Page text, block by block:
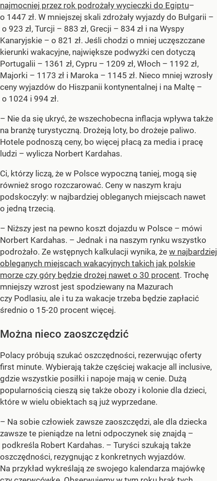
najmocniej przez rok podrożały wycieczki do Egiptu–
o 1447 zł. W mniejszej skali zdrożały wyjazdy do Bułgarii –
o 923 zł, Turcji – 883 zł, Grecji – 834 zł i na Wyspy
Kanaryjskie – o 821 zł. Jeśli chodzi o mniej uczęszczane
kierunki wakacyjne, największe podwyżki cen dotyczą
Portugalii – 1361 zł, Cypru – 1209 zł, Włoch – 1192 zł,
Majorki – 1173 zł i Maroka – 1145 zł. Nieco mniej wzrosły
ceny wyjazdów do Hiszpanii kontynentalnej i na Maltę –
o 1024 i 994 zł.
– Nie da się ukryć, że wszechobecna inflacja wpływa także
na branżę turystyczną. Drożeją loty, bo drożeje paliwo.
Hotele podnoszą ceny, bo więcej płacą za media i pracę
ludzi – wylicza Norbert Kardahas.
Ci, którzy liczą, że w Polsce wypoczną taniej, mogą się
również srogo rozczarować. Ceny w naszym kraju
podskoczyły: w najbardziej obleganych miejscach nawet
o jedną trzecią.
– Niższy jest na pewno koszt dojazdu w Polsce – mówi
Norbert Kardahas. – Jednak i na naszym rynku wszystko
podrożało. Ze wstępnych kalkulacji wynika, że w najbardziej
obleganych miejscach wakacyjnych takich jak polskie
morze czy góry będzie drożej nawet o 30 procent. Trochę
mniejszy wzrost jest spodziewany na Mazurach
czy Podlasiu, ale i tu za wakacje trzeba będzie zapłacić
średnio o 15-20 procent więcej.
Można nieco zaoszczędzić
Polacy próbują szukać oszczędności, rezerwując oferty
first minute. Wybierają także częściej wakacje all inclusive,
gdzie wszystkie posiłki i napoje mają w cenie. Dużą
popularnością cieszą się także obozy i kolonie dla dzieci,
które w wielu obiektach są już wyprzedane.
– Na sobie człowiek zawsze zaoszczędzi, ale dla dziecka
zawsze te pieniądze na letni odpoczynek się znajdą –
podkreśla Robert Kardahas. – Turyści szukają także
oszczędności, rezygnując z konkretnych wyjazdów.
Na przykład wykreślają ze swojego kalendarza majówkę